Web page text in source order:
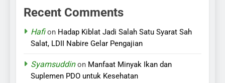
Recent Comments
Hafion Hadap Kiblat Jadi Salah Satu Syarat Sah
Salat, LDII Nabire Gelar Pengajian
Syamsuddinon Manfaat Minyak Ikan dan
Suplemen PDO untuk Kesehatan